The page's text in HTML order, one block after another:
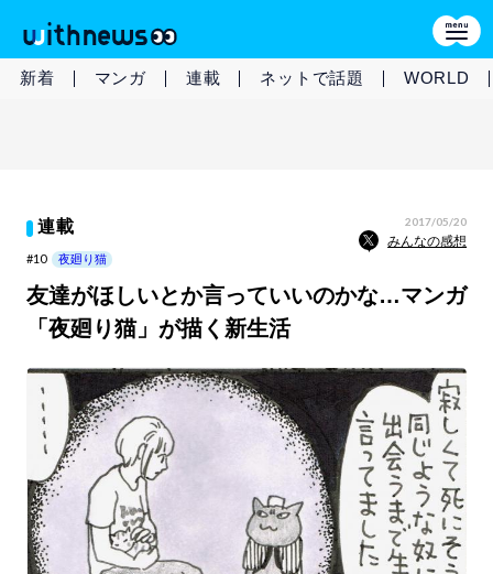
新着 マンガ 連載 ネットで話題 WORLD
連載 2017/05/20
みんなの感想
#10 夜廻り猫
友達がほしいとか言っていいのかな…マンガ
「夜廻り猫」が描く新生活